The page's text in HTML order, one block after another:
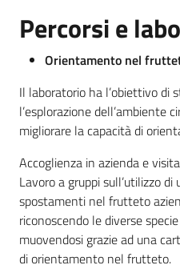
progetti
Percorsi e
Orientamento nel
Il laboratorio ha l’obiettivo di
l’esplorazione dell’ambiente
migliorare la capacità di
Accoglienza in azienda e
Lavoro a gruppi sull’utilizzo
spostamenti nel frutteto
riconoscendo le diverse
muovendosi grazie ad una
di orientamento nel frutteto.